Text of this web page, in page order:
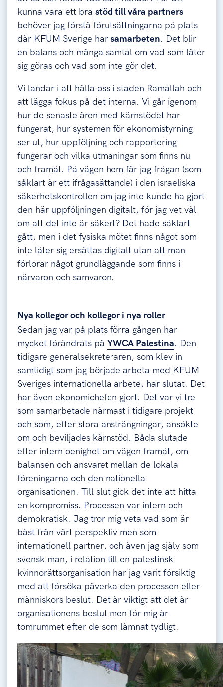
kunna vara ett bra stöd till våra partners
behöver jag förstå förutsättningarna på plats
där KFUM Sverige har samarbeten. Det blir
en balans och många samtal om vad som låter
sig göras och vad som inte gör det.
Vi landar i att hålla oss i staden Ramallah och
att lägga fokus på det interna. Vi går igenom
hur de senaste åren med kärnstödet har
fungerat, hur systemen för ekonomistyrning
ser ut, hur uppföljning och rapportering
fungerar och vilka utmaningar som finns nu
och framåt. På vägen hem får jag frågan (som
såklart är ett ifrågasättande) i den israeliska
säkerhetskontrollen om jag inte kunde ha gjort
den här uppföljningen digitalt, för jag vet väl
om att det inte är säkert? Det hade såklart
gått, men i det fysiska mötet finns något som
inte låter sig ersättas digitalt utan att man
förlorar något grundläggande som finns i
närvaron och samvaron.
Nya kollegor och kollegor i nya roller
Sedan jag var på plats förra gången har
mycket förändrats på YWCA Palestina. Den
tidigare generalsekreteraren, som klev in
samtidigt som jag började arbeta med KFUM
Sveriges internationella arbete, har slutat. Det
har även ekonomichefen gjort. Det var vi tre
som samarbetade närmast i tidigare projekt
och som, efter stora ansträngningar, ansökte
om och beviljades kärnstöd. Båda slutade
efter intern oenighet om vägen framåt, om
balansen och ansvaret mellan de lokala
föreningarna och den nationella
organisationen. Till slut gick det inte att hitta
en kompromiss. Processen var intern och
demokratisk. Jag tror mig veta vad som är
bäst från vårt perspektiv men som
internationell partner, och även jag själv som
svensk man, i relation till en palestinsk
kvinnorättsorganisation har jag varit försiktig
med att försöka påverka den processen eller
människors beslut. Det är viktigt att det är
organisationens beslut men för mig är
tomrummet efter de som lämnat tydligt.